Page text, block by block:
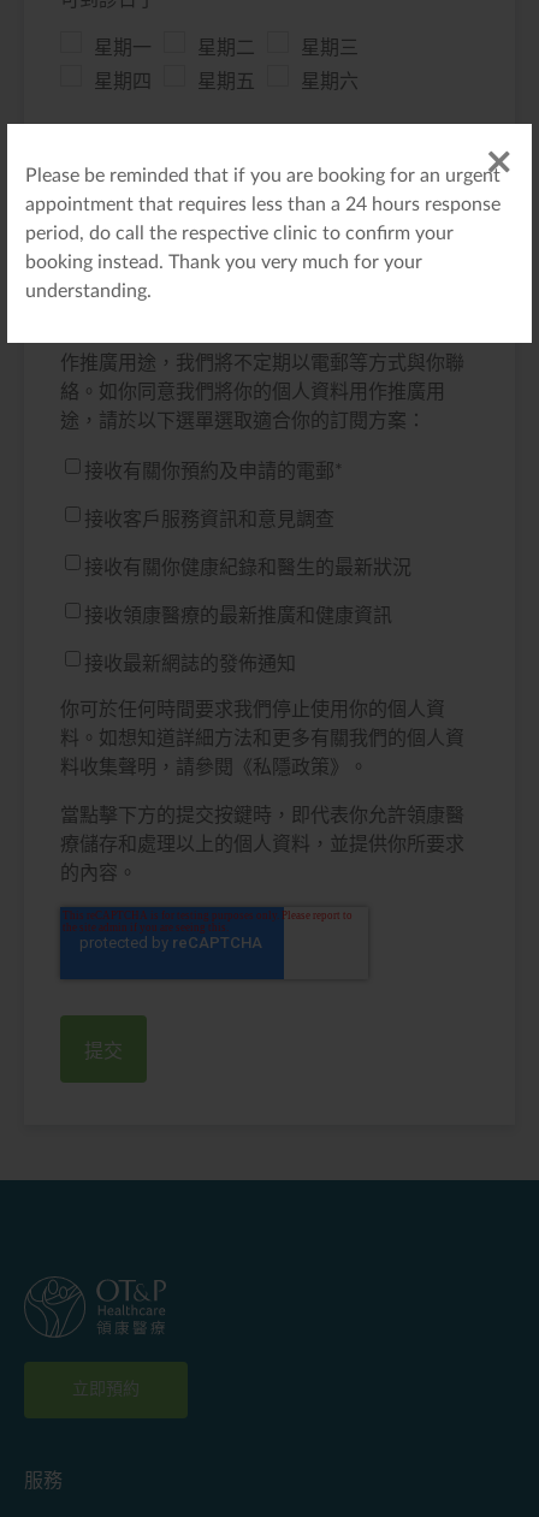
Please be reminded that if you are booking for an urgent
appointment that requires less than a 24 hours response
period, do call the respective clinic to confirm your
booking instead. Thank you very much for your
understanding.
星期一 星期二
星期三
星期四
星期五 星期六
Morning Afternoon Any
領康醫療致力保護你的個人資料。我們所收集及
使用的個人資料只限用於我們業務所需。個人資
作推廣用途，我們將不定期以電郵等方式與你聯
絡。如你同意我們將你的個人資料用作推廣用
途，請於以下選單選取適合你的訂閱方案：
接收有關你預約及申請的電郵 *
接收客戶服務資訊和意見調查
接收有關你健康紀錄和醫生的最新狀況
接收領康醫療的最新推廣和健康資訊
接收最新網誌的發佈通知
你可於任何時間要求我們停止使用你的個人資
料。如想知道詳細方法和更多有關我們的個人資
料收集聲明，請參閱《私隱政策》。
當點擊下方的提交按鍵時，即代表你允許領康醫
療儲存和處理以上的個人資料，並提供你所要求
的內容。
立即預約
服務